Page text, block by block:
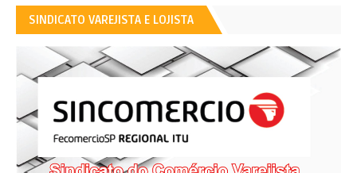
SINDICATO VAREJISTA E LOJISTA